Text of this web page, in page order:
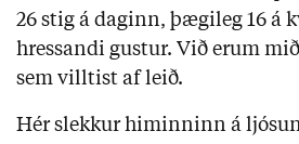
26 stig á daginn, þægileg 16 á
hressandi gustur. Við erum
sem villtist af leið.
Hér slekkur himinninn á